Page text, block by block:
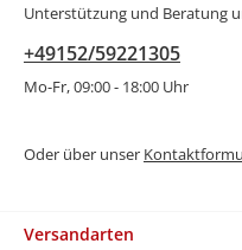
Unterstützung und Beratung
+49152/59221305
Mo-Fr, 09:00 - 18:00 Uhr
Oder über unser
Versandarten